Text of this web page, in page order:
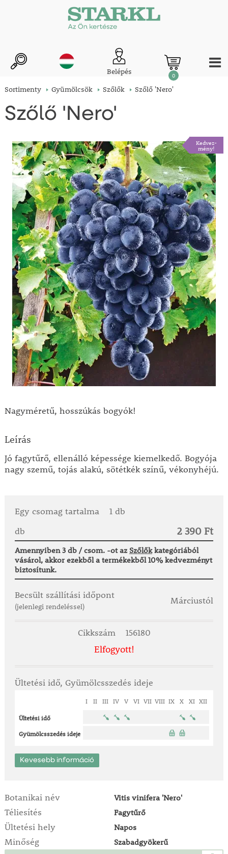
Belépés 0
Sortimenty Gyümölcsök Szőlők Szőlő 'Nero'
Szőlő 'Nero'
Kedvez-
mény!
Nagyméretű, hosszúkás bogyók!
Leírás
Jó fagytűrő, ellenálló képessége kiemelkedő. Bogyója
nagy szemű, tojás alakú, sötétkék színű, vékonyhéjú.
Egy csomag tartalma
1 db
db
2 390 Ft
Amennyiben 3 db / csom. -ot az Szőlőkkategóriából
vásárol, akkor ezekből a termékekből 10% kedvezményt
biztosítunk.
Becsült szállítási időpont
(jelenlegi rendeléssel)
Márciustól
Cikkszám 156180
Elfogyott!
Ültetési idő, Gyümölcsszedés ideje
I II III IV V VI VII VIII IX X XI XII
Ültetési idő
Gyümölcsszedés ideje
Kevesebb információ
Botanikai név Vitis vinifera 'Nero'
Téliesítés Fagytűrő
Ültetési hely Napos
Minőség Szabadgyökerű